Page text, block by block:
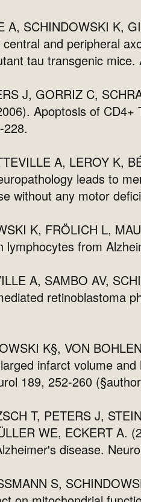
A, SCHINDOWSKI K,
and peripheral
tau transgenic
J, GORRIZ C,
Apoptosis of CD4+
A, LEROY K,
leads to
without any motor
K, FRÖLICH L,
lymphocytes from
A, SAMBO AV,
retinoblastoma
K§, VON
infarct volume
189, 252-260
T, PETERS J,
WE, ECKERT A.
disease.
S,